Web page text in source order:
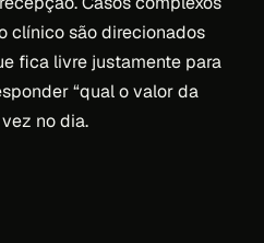
clínico são direcionados
fica livre justamente para
“qual o valor da
no dia.